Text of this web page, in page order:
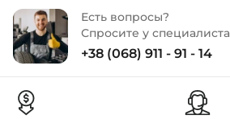
Есть вопросы?
Спросите у специалиста
+38 (068) 911 - 91 - 14